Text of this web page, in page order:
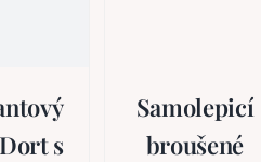
s
Samolepicí
broušené